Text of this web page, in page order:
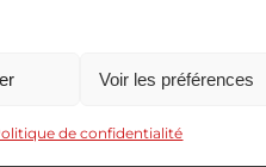
Voir les préférences
de confidentialité